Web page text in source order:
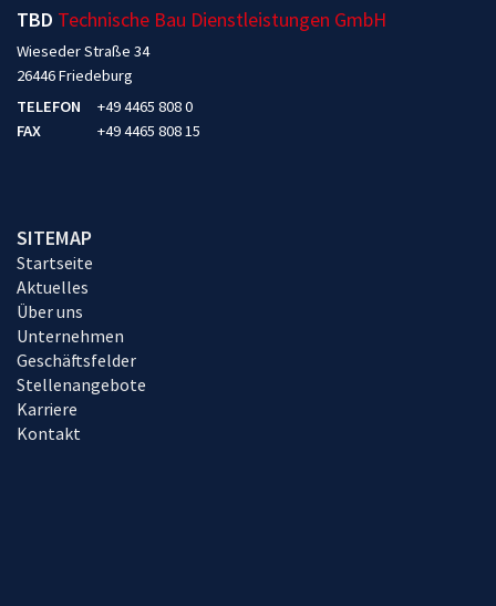
TBD Technische Bau Dienstleistungen GmbH
Wieseder Straße 34
26446 Friedeburg
TELEFON
+49 4465 808 0
FAX
+49 4465 808 15
SITEMAP
Startseite
Aktuelles
Über uns
Unternehmen
Geschäftsfelder
Stellenangebote
Karriere
Kontakt